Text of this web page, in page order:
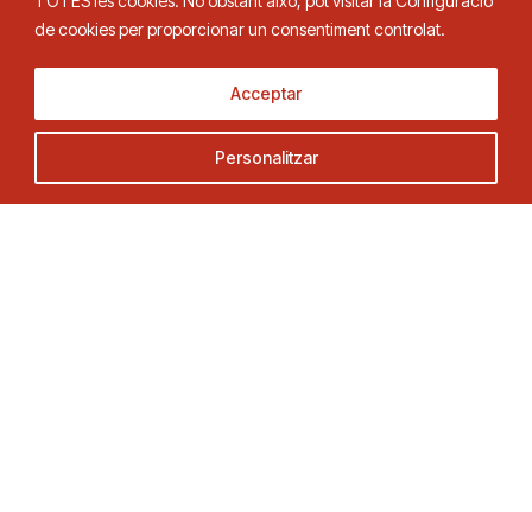
de cookies per proporcionar un consentiment controlat.
Personalitzar
AcceptarContacte
Tel.